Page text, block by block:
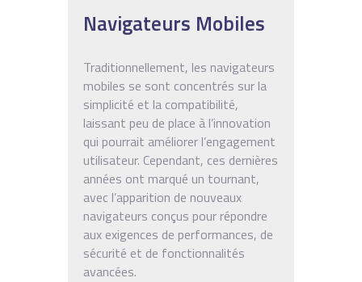
Navigateurs Mobiles
Traditionnellement, les navigateurs
mobiles se sont concentrés sur la
simplicité et la compatibilité,
laissant peu de place à l’innovation
qui pourrait améliorer l’engagement
utilisateur. Cependant, ces dernières
années ont marqué un tournant,
avec l’apparition de nouveaux
navigateurs conçus pour répondre
aux exigences de performances, de
sécurité et de fonctionnalités
avancées.